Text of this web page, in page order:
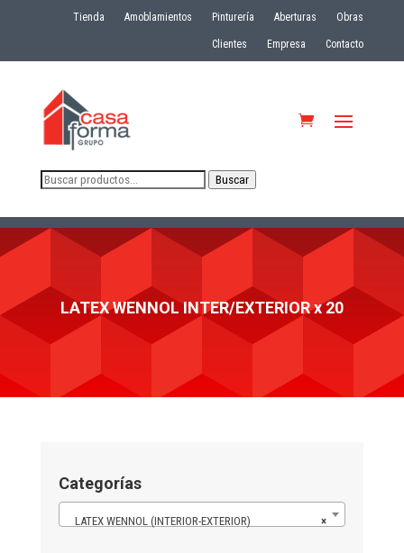
Tienda Amoblamientos Pinturería Aberturas Obras
Clientes Empresa Contacto
Buscar
Buscar
LATEX WENNOL INTER/EXTERIOR x 20
Categorías
×
LATEX WENNOL (INTERIOR-EXTERIOR)